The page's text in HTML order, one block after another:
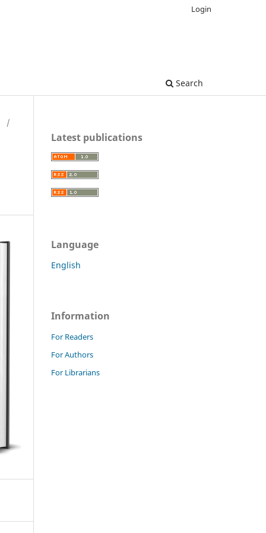
Search
Login
/
Latest publications
Language
English
Information
For Readers
For Authors
For Librarians